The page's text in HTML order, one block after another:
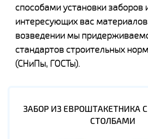
способами установки заборов
интересующих вас
возведении мы
стандартов строительных
(СНиПы, ГОСТы).
ЗАБОР ИЗ ЕВРОШТАКЕТНИКА
СТОЛБАМИ